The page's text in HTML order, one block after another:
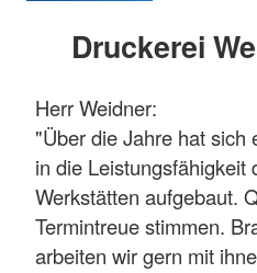
Druckerei
Herr Weidner:
"Über die Jahre hat sich
in die Leistungsfähigkeit
Werkstätten aufgebaut.
Termintreue stimmen.
arbeiten wir gern mit